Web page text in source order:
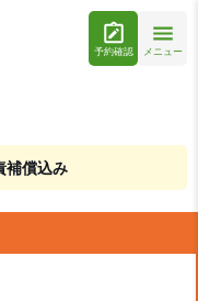
予約確認 メニュー
格安予約
補償込み